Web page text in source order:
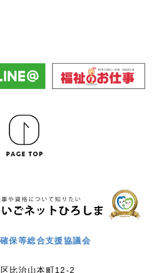
保等総合支援協議会
比治山本町12-2